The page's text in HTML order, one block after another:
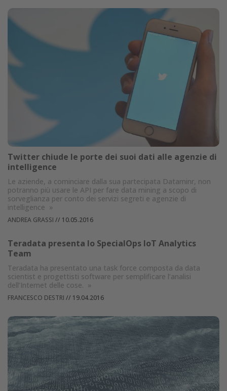
Twitter chiude le porte dei suoi dati alle agenzie di
intelligence
Le aziende, a cominciare dalla sua partecipata Dataminr, non
potranno più usare le API per fare data mining a scopo di
sorveglianza per conto dei servizi segreti e agenzie di
intelligence »
ANDREA GRASSI // 10.05.2016
Teradata presenta lo SpecialOps IoT Analytics
Team
Teradata ha presentato una task force composta da data
scientist e progettisti software per semplificare l’analisi
dell’Internet delle cose. »
FRANCESCO DESTRI // 19.04.2016